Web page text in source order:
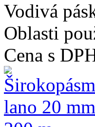
Vodivá
Oblasti
Cena s